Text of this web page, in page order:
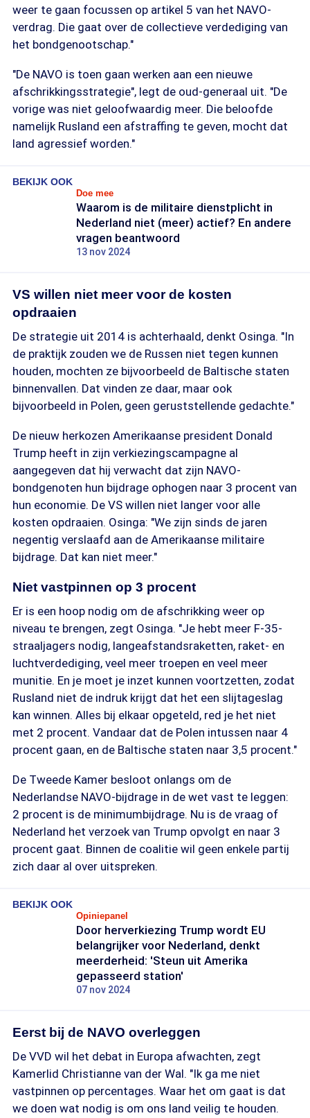
weer te gaan focussen op artikel 5 van het NAVO-
verdrag. Die gaat over de collectieve verdediging van
het bondgenootschap."
"De NAVO is toen gaan werken aan een nieuwe
afschrikkingsstrategie", legt de oud-generaal uit. "De
vorige was niet geloofwaardig meer. Die beloofde
namelijk Rusland een afstraffing te geven, mocht dat
land agressief worden."
BEKIJK OOK
Doe mee
Waarom is de militaire dienstplicht in
Nederland niet (meer) actief? En andere
vragen beantwoord
13 nov 2024
VS willen niet meer voor de kosten
opdraaien
De strategie uit 2014 is achterhaald, denkt Osinga. "In
de praktijk zouden we de Russen niet tegen kunnen
houden, mochten ze bijvoorbeeld de Baltische staten
binnenvallen. Dat vinden ze daar, maar ook
bijvoorbeeld in Polen, geen geruststellende gedachte."
De nieuw herkozen Amerikaanse president Donald
Trump heeft in zijn verkiezingscampagne al
aangegeven dat hij verwacht dat zijn NAVO-
bondgenoten hun bijdrage ophogen naar 3 procent van
hun economie. De VS willen niet langer voor alle
kosten opdraaien. Osinga: "We zijn sinds de jaren
negentig verslaafd aan de Amerikaanse militaire
bijdrage. Dat kan niet meer."
Niet vastpinnen op 3 procent
Er is een hoop nodig om de afschrikking weer op
niveau te brengen, zegt Osinga. "Je hebt meer F-35-
straaljagers nodig, langeafstandsraketten, raket- en
luchtverdediging, veel meer troepen en veel meer
munitie. En je moet je inzet kunnen voortzetten, zodat
Rusland niet de indruk krijgt dat het een slijtageslag
kan winnen. Alles bij elkaar opgeteld, red je het niet
met 2 procent. Vandaar dat de Polen intussen naar 4
procent gaan, en de Baltische staten naar 3,5 procent."
De Tweede Kamer besloot onlangs om de
Nederlandse NAVO-bijdrage in de wet vast te leggen:
2 procent is de minimumbijdrage. Nu is de vraag of
Nederland het verzoek van Trump opvolgt en naar 3
procent gaat. Binnen de coalitie wil geen enkele partij
zich daar al over uitspreken.
BEKIJK OOK
Opiniepanel
Door herverkiezing Trump wordt EU
belangrijker voor Nederland, denkt
meerderheid: 'Steun uit Amerika
gepasseerd station'
07 nov 2024
Eerst bij de NAVO overleggen
De VVD wil het debat in Europa afwachten, zegt
Kamerlid Christianne van der Wal. "Ik ga me niet
vastpinnen op percentages. Waar het om gaat is dat
we doen wat nodig is om ons land veilig te houden.